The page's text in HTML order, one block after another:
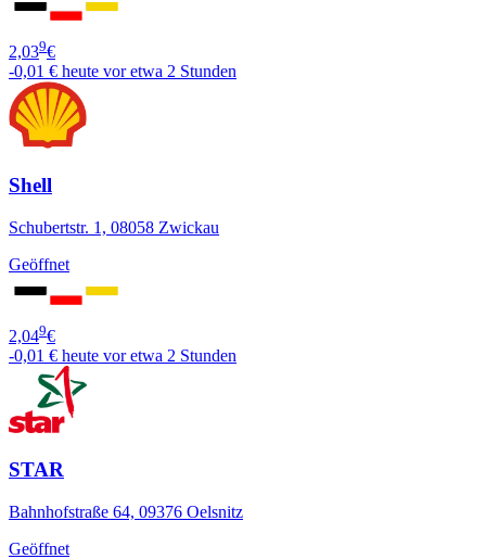
2,039€
-0,01 € heute vor etwa 2 Stunden
Shell
Schubertstr. 1, 08058 Zwickau
Geöffnet
2,049€
-0,01 € heute vor etwa 2 Stunden
STAR
Bahnhofstraße 64, 09376 Oelsnitz
Geöffnet